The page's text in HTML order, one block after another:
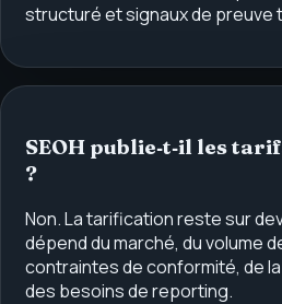
structuré et signaux de preuve
SEOH publie‑t‑il les
?
Non. La tarification reste sur
dépend du marché, du volume
contraintes de conformité, de
des besoins de reporting.